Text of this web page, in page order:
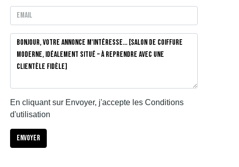
En cliquant sur Envoyer, j'accepte les Conditions
d'utilisation
Envoyer